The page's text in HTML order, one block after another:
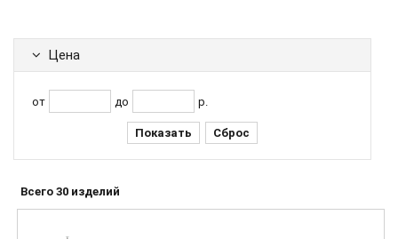
Цена
от до р.
Показать Сброс
Всего 30 изделий